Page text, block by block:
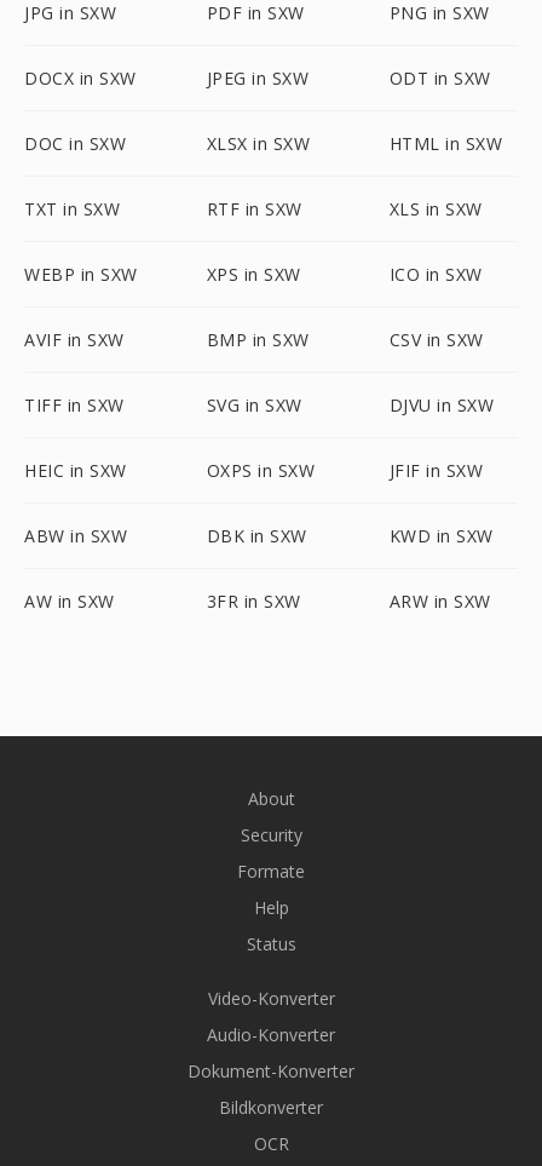
JPG in SXW PDF in SXW PNG in SXW
DOCX in SXW JPEG in SXW ODT in SXW
DOC in SXW XLSX in SXW HTML in SXW
TXT in SXW RTF in SXW XLS in SXW
WEBP in SXW XPS in SXW ICO in SXW
AVIF in SXW BMP in SXW CSV in SXW
TIFF in SXW SVG in SXW DJVU in SXW
HEIC in SXW OXPS in SXW JFIF in SXW
ABW in SXW DBK in SXW KWD in SXW
AW in SXW 3FR in SXW ARW in SXW
About
Security
Formate
Help
Status
Video-Konverter
Audio-Konverter
Dokument-Konverter
Bildkonverter
OCR